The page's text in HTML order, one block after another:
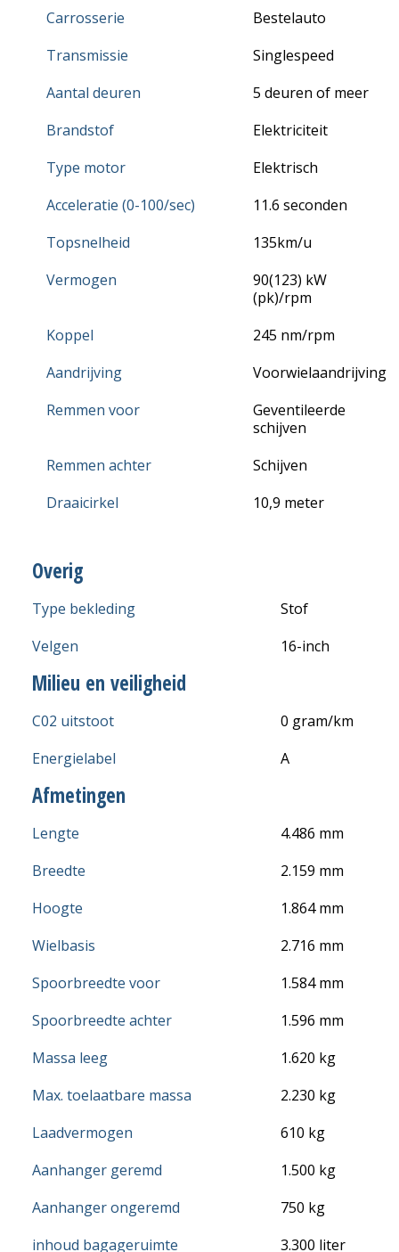
Carrosserie
Bestelauto
Transmissie
Singlespeed
Aantal deuren
5 deuren of meer
Brandstof
Elektriciteit
Type motor
Elektrisch
Acceleratie (0-100/sec)
11.6 seconden
Topsnelheid
135km/u
Vermogen
90(123) kW
(pk)/rpm
Koppel
245 nm/rpm
Aandrijving
Voorwielaandrijving
Remmen voor
Geventileerde
schijven
Remmen achter
Schijven
Draaicirkel
10,9 meter
Overig
Type bekleding
Stof
Velgen
16-inch
Milieu en veiligheid
C02 uitstoot
0 gram/km
Energielabel
A
Afmetingen
Lengte
4.486 mm
Breedte
2.159 mm
Hoogte
1.864 mm
Wielbasis
2.716 mm
Spoorbreedte voor
1.584 mm
Spoorbreedte achter
1.596 mm
Massa leeg
1.620 kg
Max. toelaatbare massa
2.230 kg
Laadvermogen
610 kg
Aanhanger geremd
1.500 kg
Aanhanger ongeremd
750 kg
inhoud bagageruimte
3.300 liter